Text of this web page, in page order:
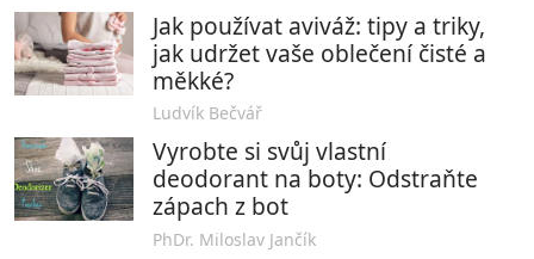
Jak používat aviváž: tipy a triky,
jak udržet vaše oblečení čisté a
měkké?
Ludvík Bečvář
Vyrobte si svůj vlastní
deodorant na boty: Odstraňte
zápach z bot
PhDr. Miloslav Jančík